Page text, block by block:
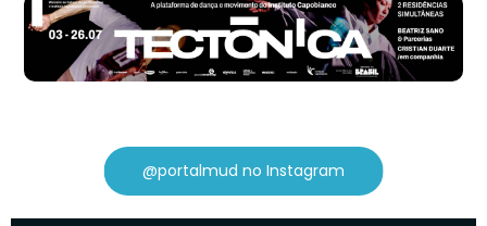
@portalmud no Instagram